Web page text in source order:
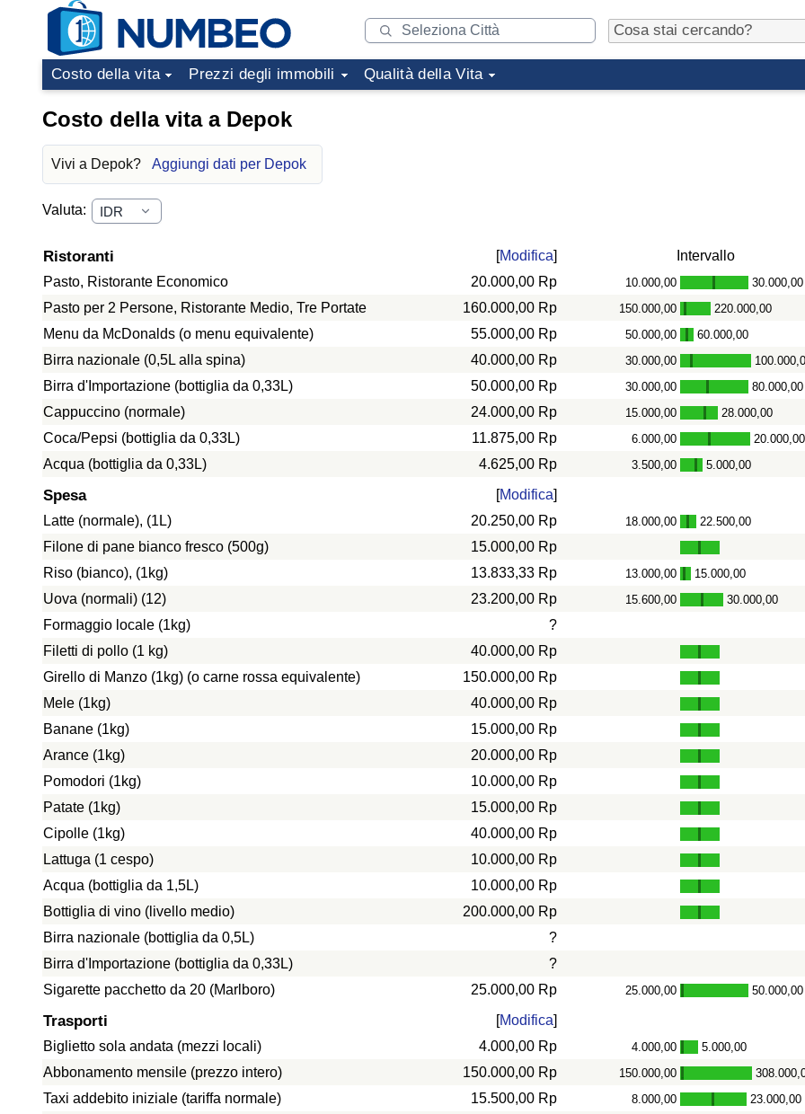
Costo della vita Prezzi degli immobili Qualità della Vita
Costo della vita a Depok
Vivi a Depok? Aggiungi dati per Depok
Valuta:
Ristoranti [Modifica]
Intervallo
Pasto, Ristorante Economico
20.000,00 Rp 10.000,00 - 30.000,00
Pasto per 2 Persone, Ristorante Medio, Tre Portate 160.000,00 Rp 150.000,00 - 220.000,00
Menu da McDonalds (o menu equivalente) 55.000,00 Rp 50.000,00 - 60.000,00
Birra nazionale (0,5L alla spina) 40.000,00 Rp 30.000,00 -
Birra d'Importazione (bottiglia da 0,33L) 50.000,00 Rp 30.000,00 - 80.000,00
Cappuccino (normale) 24.000,00 Rp 15.000,00 - 28.000,00
Coca/Pepsi (bottiglia da 0,33L) 11.875,00 Rp 6.000,00 - 20.000,00
Acqua (bottiglia da 0,33L) 4.625,00 Rp 3.500,00 - 5.000,00
Spesa [Modifica]
Latte (normale), (1L)
20.250,00 Rp 18.000,00 - 22.500,00
Filone di pane bianco fresco (500g)
15.000,00 Rp
Riso (bianco), (1kg)
13.833,33 Rp 13.000,00 - 15.000,00
Uova (normali) (12) 23.200,00 Rp 15.600,00 - 30.000,00
Formaggio locale (1kg)
?
Filetti di pollo (1 kg)
40.000,00 Rp
Girello di Manzo (1kg) (o carne rossa equivalente)
150.000,00 Rp
Mele (1kg)
40.000,00 Rp
Banane (1kg)
15.000,00 Rp
Arance (1kg)
20.000,00 Rp
Pomodori (1kg)
10.000,00 Rp
Patate (1kg)
15.000,00 Rp
Cipolle (1kg)
40.000,00 Rp
Lattuga (1 cespo)
10.000,00 Rp
Acqua (bottiglia da 1,5L)
10.000,00 Rp
Bottiglia di vino (livello medio)
200.000,00 Rp
Birra nazionale (bottiglia da 0,5L)
?
Birra d'Importazione (bottiglia da 0,33L)
?
Sigarette pacchetto da 20 (Marlboro)
25.000,00 Rp 25.000,00 - 50.000,00
Trasporti [Modifica]
Biglietto sola andata (mezzi locali)
4.000,00 Rp 4.000,00 - 5.000,00
Abbonamento mensile (prezzo intero) 150.000,00 Rp 150.000,00 -
Taxi addebito iniziale (tariffa normale) 15.500,00 Rp 8.000,00 - 23.000,00